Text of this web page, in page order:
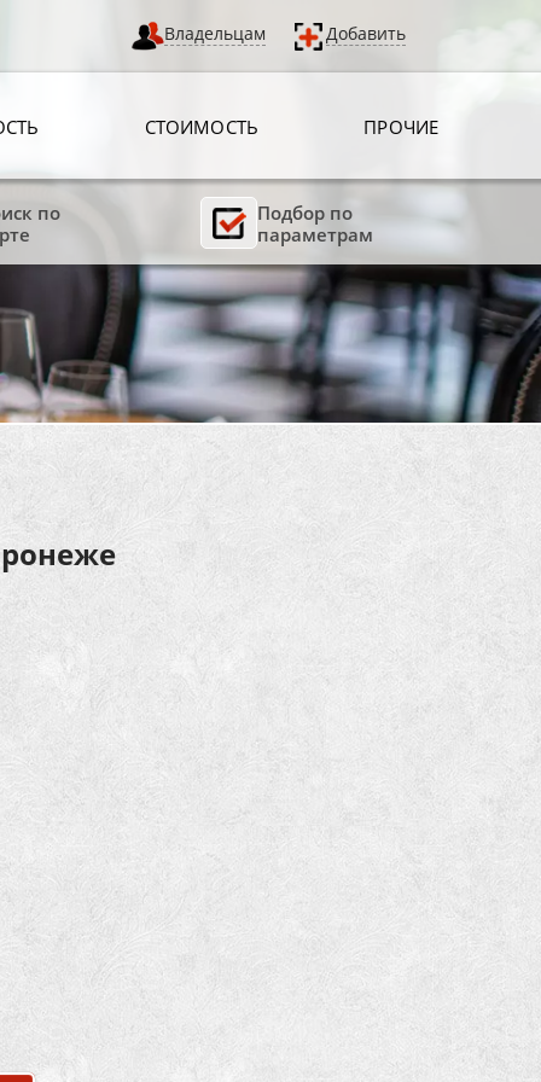
Владельцам Добавить
СТОИМОСТЬ ПРОЧИЕ
по
Подбор по
параметрам